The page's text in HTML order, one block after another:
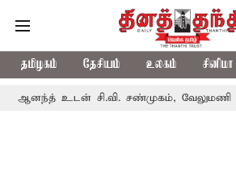
தமிழகம் தேசியம் உலகம் சினிமா
சி.வி. சண்முகம், வேலுமணி சந்திப்பு